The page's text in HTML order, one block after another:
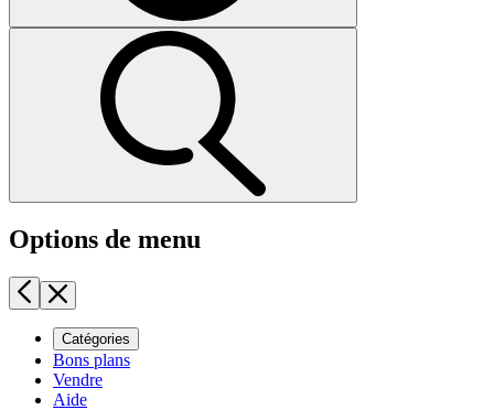
Options de menu
Catégories
Bons plans
Vendre
Aide